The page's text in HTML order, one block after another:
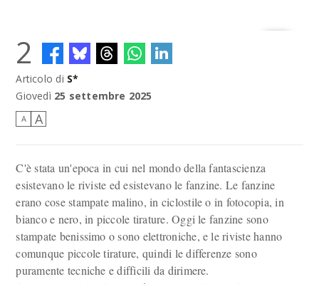
2
Articolo di S*
Giovedì 25 settembre 2025
A A
C'è stata un'epoca in cui nel mondo della fantascienza
esistevano le riviste ed esistevano le fanzine. Le fanzine
erano cose stampate malino, in ciclostile o in fotocopia, in
bianco e nero, in piccole tirature. Oggi le fanzine sono
stampate benissimo o sono elettroniche, e le riviste hanno
comunque piccole tirature, quindi le differenze sono
puramente tecniche e difficili da dirimere.